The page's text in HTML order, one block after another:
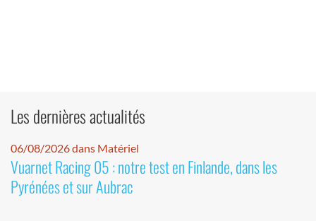
Les dernières actualités
06/08/2026 dans Matériel
Vuarnet Racing 05 : notre test en Finlande, dans les
Pyrénées et sur Aubrac